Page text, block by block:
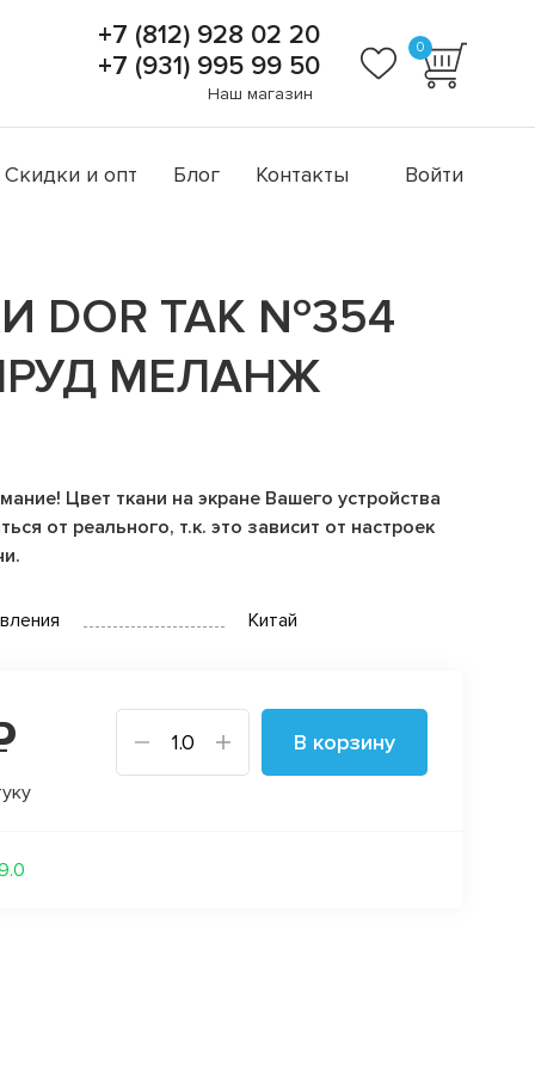
+7 (812) 928 02 20
+7 (931) 995 99 50
Наш магазин
0
Скидки и опт Блог Контакты Войти
DOR TAK №354
МЕЛАНЖ
Цвет ткани на экране Вашего устройства
от реального, т.к. это зависит от настроек
Китай
В корзину